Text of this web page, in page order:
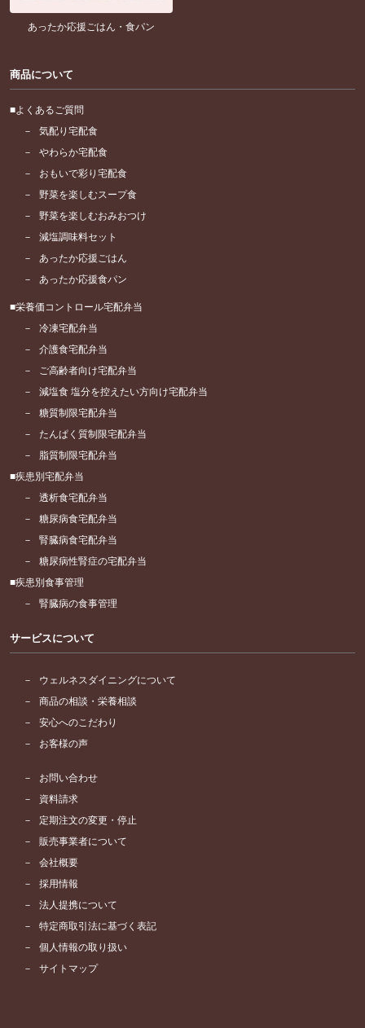
あったか応援ごはん・食パン
商品について
よくあるご質問
気配り宅配食
やわらか宅配食
おもいで彩り宅配食
野菜を楽しむスープ食
野菜を楽しむおみおつけ
減塩調味料セット
あったか応援ごはん
あったか応援食パン
栄養価コントロール宅配弁当
冷凍宅配弁当
介護食宅配弁当
ご高齢者向け宅配弁当
減塩食 塩分を控えたい方向け宅配弁当
糖質制限宅配弁当
たんぱく質制限宅配弁当
脂質制限宅配弁当
疾患別宅配弁当
透析食宅配弁当
糖尿病食宅配弁当
腎臓病食宅配弁当
糖尿病性腎症の宅配弁当
疾患別食事管理
腎臓病の食事管理
サービスについて
ウェルネスダイニングについて
商品の相談・栄養相談
安心へのこだわり
お客様の声
お問い合わせ
資料請求
定期注文の変更・停止
販売事業者について
会社概要
採用情報
法人提携について
特定商取引法に基づく表記
個人情報の取り扱い
サイトマップ